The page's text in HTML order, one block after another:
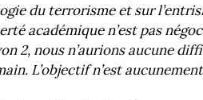
du terrorisme et sur
académique n’est pas
2, nous n’aurions aucune
L’objectif n’est